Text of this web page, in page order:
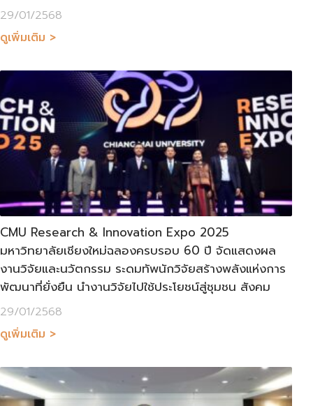
29/01/2568
ดูเพิ่มเติม >
CMU Research & Innovation Expo 2025
มหาวิทยาลัยเชียงใหม่ฉลองครบรอบ 60 ปี จัดแสดงผล
งานวิจัยและนวัตกรรม ระดมทัพนักวิจัยสร้างพลังแห่งการ
พัฒนาที่ยั่งยืน นำงานวิจัยไปใช้ประโยชน์สู่ชุมชน สังคม
29/01/2568
ดูเพิ่มเติม >